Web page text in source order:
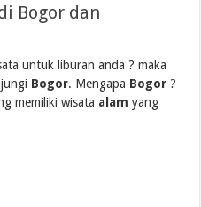
Bogor dan
untuk liburan anda ? maka
Bogor. Mengapa Bogor ?
memiliki wisata alam yang